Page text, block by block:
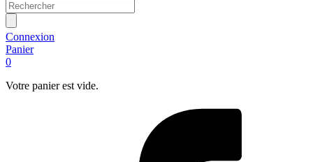
Connexion
Panier
0
Votre panier est vide.